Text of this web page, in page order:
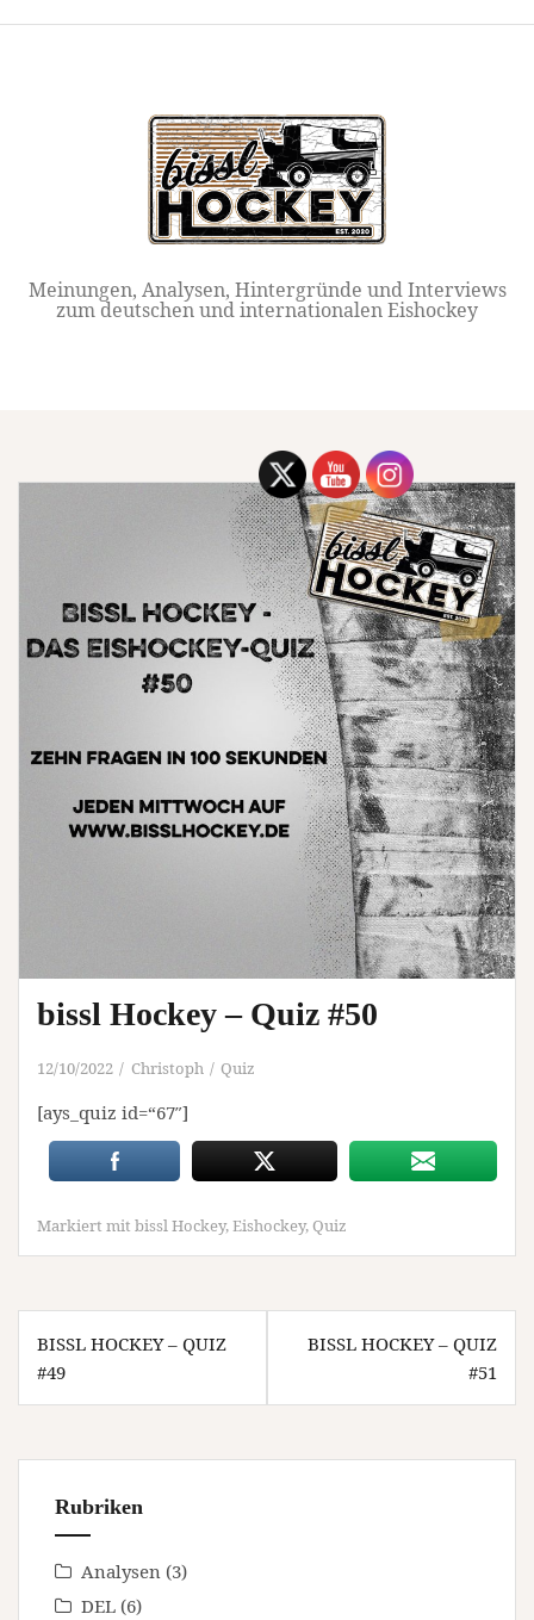
Meinungen, Analysen, Hintergründe und Interviews
zum deutschen und internationalen Eishockey
bissl Hockey – Quiz #50
12/10/2022 Christoph Quiz
[ays_quiz id=“67″]
Markiert mit bissl Hockey,Eishockey,Quiz
Beitragsnavigation
BISSL HOCKEY – QUIZ
#49
BISSL HOCKEY – QUIZ
#51
Rubriken
Analysen (3)
DEL (6)